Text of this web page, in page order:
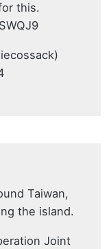
this.
Taiwan,
the island.
Joint